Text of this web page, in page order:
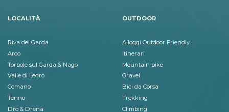
LOCALITÀ
Riva del Garda
Arco
Torbole sul Garda & Nago
Valle di Ledro
Comano
Tenno
Dro & Drena
OUTDOOR
Alloggi Outdoor Friendly
Itinerari
Mountain bike
Gravel
Bici da Corsa
Trekking
Climbing